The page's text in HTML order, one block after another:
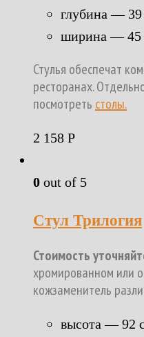
глубина —
ширина — 45
Стулья обеспечат
ресторанах.
посмотреть столы.
2 158 Р
0 out of 5
Стул Трилогия
Стоимость
хромированном или
кожзаменитель
высота — 92